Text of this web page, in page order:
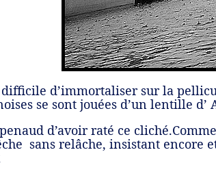
d’immortaliser sur la
se sont jouées d’un lentille
d’avoir raté ce
sans relâche, insistant encore